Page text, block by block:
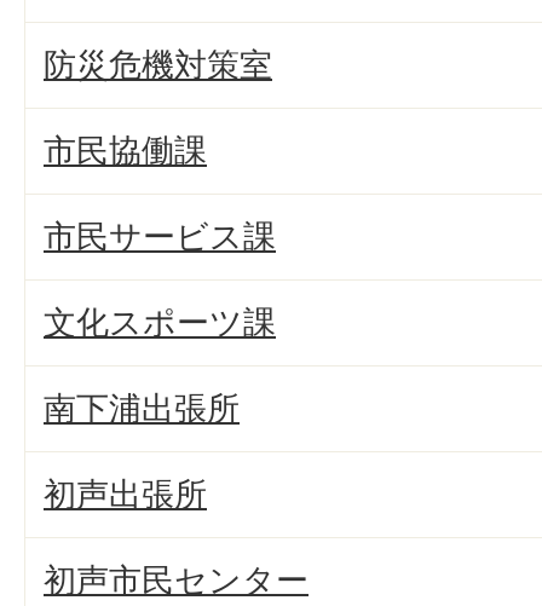
防災危機対策室
市民協働課
市民サービス課
文化スポーツ課
南下浦出張所
初声出張所
初声市民センター